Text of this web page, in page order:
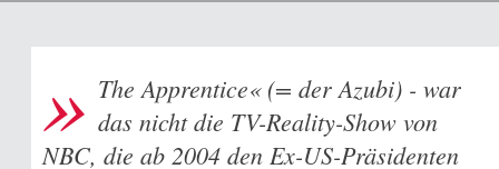
» The Apprentice« (= der Azubi) - war
das nicht die TV-Reality-Show von
NBC, die ab 2004 den Ex-US-Präsidenten